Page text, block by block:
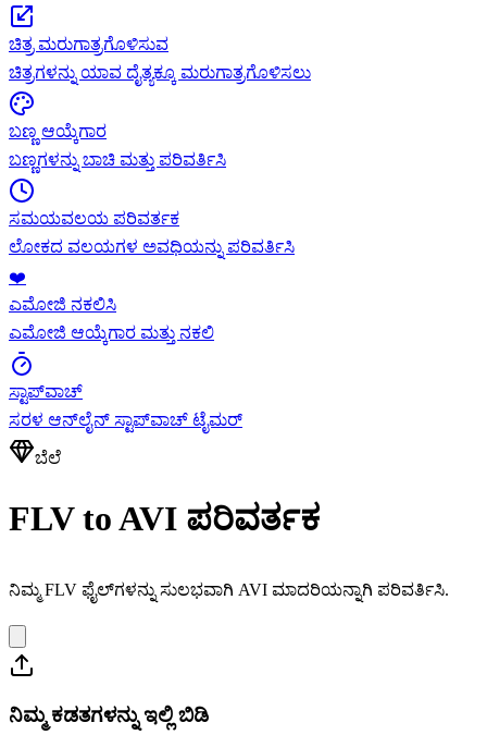
ಚಿತ್ರ ಮರುಗಾತ್ರಗೊಳಿಸುವ
ಚಿತ್ರಗಳನ್ನು ಯಾವ ದೈತ್ಯಕ್ಕೂ ಮರುಗಾತ್ರಗೊಳಿಸಲು
ಬಣ್ಣ ಆಯ್ಕೆಗಾರ
ಬಣ್ಣಗಳನ್ನು ಬಾಚಿ ಮತ್ತು ಪರಿವರ್ತಿಸಿ
ಸಮಯವಲಯ ಪರಿವರ್ತಕ
ಲೋಕದ ವಲಯಗಳ ಅವಧಿಯನ್ನು ಪರಿವರ್ತಿಸಿ
❤️
ಎಮೋಜಿ ನಕಲಿಸಿ
ಎಮೋಜಿ ಆಯ್ಕೆಗಾರ ಮತ್ತು ನಕಲಿ
ಸ್ಟಾಪ್‌ವಾಚ್
ಸರಳ ಆನ್‌ಲೈನ್ ಸ್ಟಾಪ್‌ವಾಚ್ ಟೈಮರ್
ಬೆಲೆ
FLV to AVI ಪರಿವರ್ತಕ
ನಿಮ್ಮ FLV ಫೈಲ್‌ಗಳನ್ನು ಸುಲಭವಾಗಿ AVI ಮಾದರಿಯನ್ನಾಗಿ ಪರಿವರ್ತಿಸಿ.
ನಿಮ್ಮ ಕಡತಗಳನ್ನು ಇಲ್ಲಿ ಬಿಡಿ